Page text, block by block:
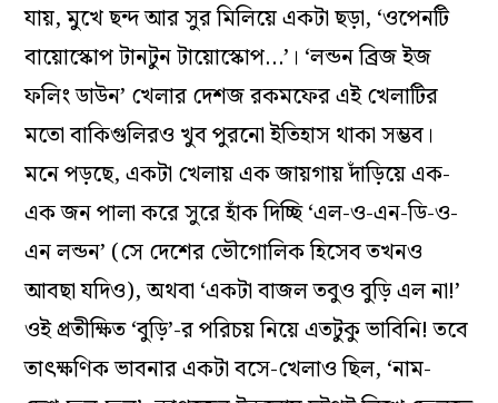
যায়, মুখে ছন্দ আর সুর মিলিয়ে একটা ছড়া, ‘ওপেনটি
বায়োস্কোপ টানটুন টায়োস্কোপ…’। ‘লন্ডন ব্রিজ ইজ
ফলিং ডাউন’ খেলার দেশজ রকমফের এই খেলাটির
মতো বাকিগুলিরও খুব পুরনো ইতিহাস থাকা সম্ভব।
মনে পড়ছে, একটা খেলায় এক জায়গায় দাঁড়িয়ে এক-
এক জন পালা করে সুরে হাঁক দিচ্ছি ‘এল-ও-এন-ডি-ও-
এন লন্ডন’ (সে দেশের ভৌগোলিক হিসেব তখনও
আবছা যদিও), অথবা ‘একটা বাজল তবুও বুড়ি এল না!’
ওই প্রতীক্ষিত ‘বুড়ি’-র পরিচয় নিয়ে এতটুকু ভাবিনি! তবে
তাৎক্ষণিক ভাবনার একটা বসে-খেলাও ছিল, ‘নাম-